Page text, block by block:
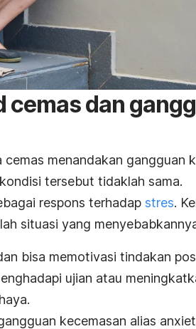
cemas dan
menandakan gangguan
tersebut tidaklah sama.
respons terhadap stres.
situasi yang
bisa memotivasi tindakan
ujian atau
kecemasan alias